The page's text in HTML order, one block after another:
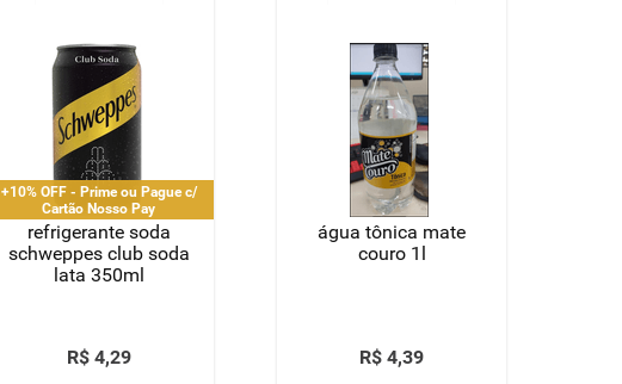
+10% OFF - Prime ou Pague c/
Cartão Nosso Pay
refrigerante soda
schweppes club soda
lata 350ml
R$ 4,29
água tônica mate
couro 1l
R$ 4,39